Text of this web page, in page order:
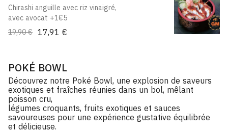
Chirashi anguille avec riz vinaigré,
avec avocat +1€5
19,90 € 17,91 €
POKÉ BOWL
Découvrez notre Poké Bowl, une explosion de saveurs
exotiques et fraîches réunies dans un bol, mêlant
poisson cru,
légumes croquants, fruits exotiques et sauces
savoureuses pour une expérience gustative équilibrée
et délicieuse.